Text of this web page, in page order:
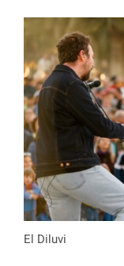
El Diluvi